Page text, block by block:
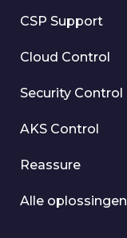
CSP Support
Cloud Control
Security Control
AKS Control
Reassure
Alle oplossingen